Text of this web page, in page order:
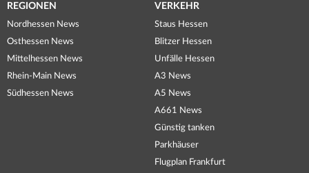
REGIONEN
Nordhessen News
Osthessen News
Mittelhessen News
Rhein-Main News
Südhessen News
VERKEHR
Staus Hessen
Blitzer Hessen
Unfälle Hessen
A3 News
A5 News
A661 News
Günstig tanken
Parkhäuser
Flugplan Frankfurt